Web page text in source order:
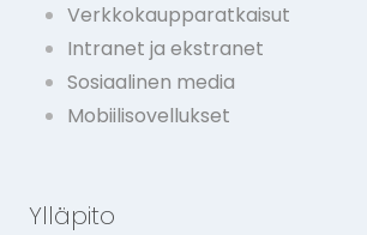
Verkkokaupparatkaisut
Intranet ja ekstranet
Sosiaalinen media
Mobiilisovellukset
Ylläpito